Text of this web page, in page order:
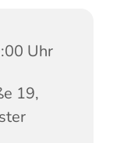
Uhr
19,